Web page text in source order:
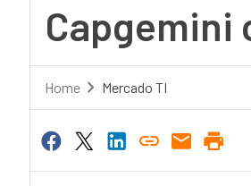
Capgemini
Home Mercado TI